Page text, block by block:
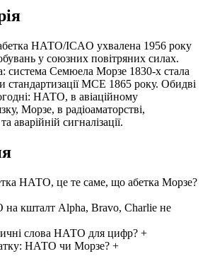
НАТО/ICAO ухвалена 1956 року
у союзних повітряних силах.
система Семюела Морзе 1830-х стала
стандартизації МСЕ 1865 року. Обидві
НАТО, в авіаційному
Морзе, в радіоаматорстві,
аварійній сигналізації.
НАТО, це те саме, що абетка Морзе?
кшталт Alpha, Bravo, Charlie не
слова НАТО для цифр? +
НАТО чи Морзе? +